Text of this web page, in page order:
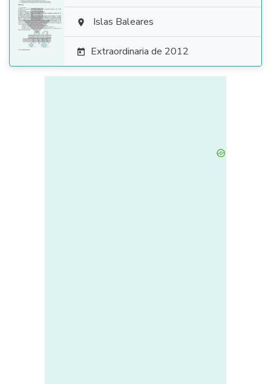
  Islas Baleares
 Extraordinaria de 2012